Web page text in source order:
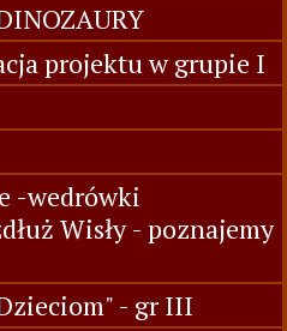
projektu w grupie I
-wedrówki
Wisły - poznajemy
- gr III